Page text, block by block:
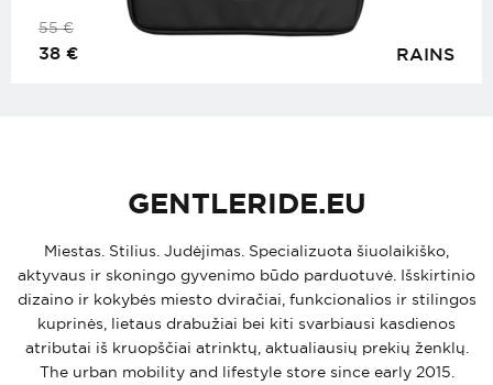
RAINS
55€
38 €
GENTLERIDE.EU
Miestas. Stilius. Judėjimas. Specializuota šiuolaikiško,
aktyvaus ir skoningo gyvenimo būdo parduotuvė. Išskirtinio
dizaino ir kokybės miesto dviračiai, funkcionalios ir stilingos
kuprinės, lietaus drabužiai bei kiti svarbiausi kasdienos
atributai iš kruopščiai atrinktų, aktualiausių prekių ženklų.
The urban mobility and lifestyle store since early 2015.